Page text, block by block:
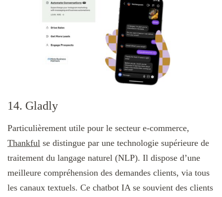
14. Gladly
Particulièrement utile pour le secteur e-commerce,
Thankful se distingue par une technologie supérieure de
traitement du langage naturel (NLP). Il dispose d’une
meilleure compréhension des demandes clients, via tous
les canaux textuels. Ce chatbot IA se souvient des clients